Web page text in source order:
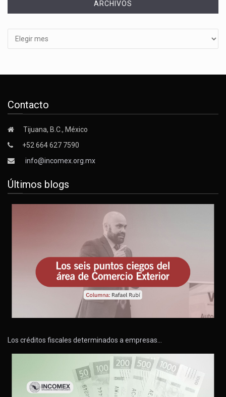
ARCHIVOS
Contacto
Tijuana, B.C., México
+52 664 627 7590
info@incomex.org.mx
Últimos blogs
Los créditos fiscales determinados a empresas…